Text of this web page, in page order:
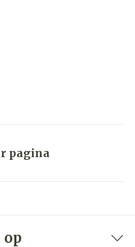
pagina
op